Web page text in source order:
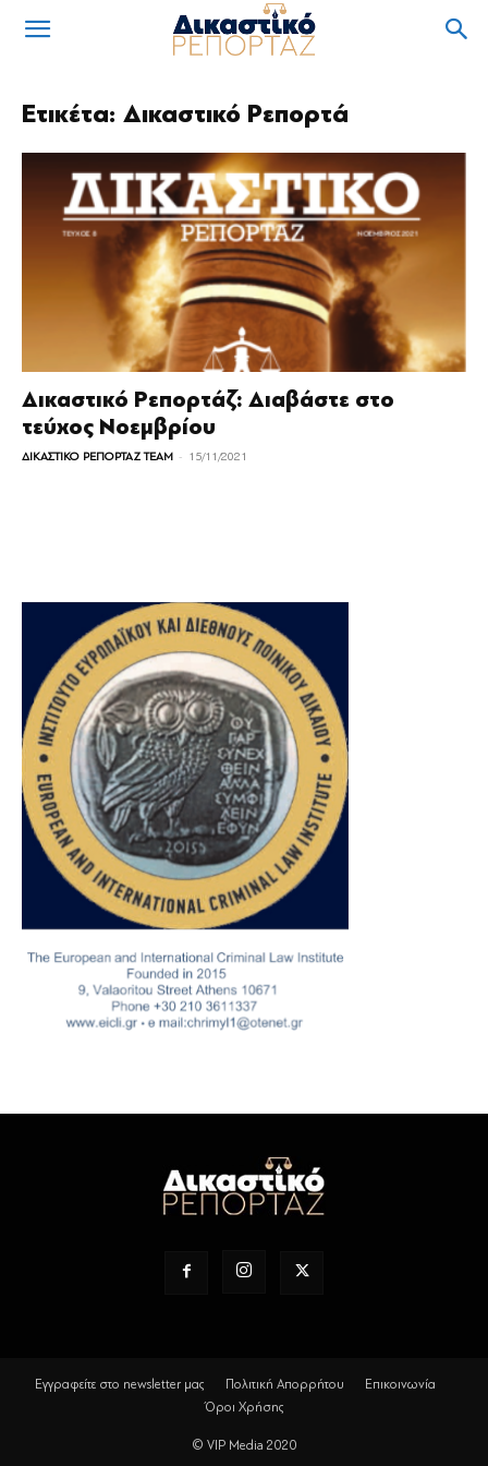
Ετικέτα: Δικαστικό Ρεπορτά
Δικαστικό Ρεπορτάζ: Διαβάστε στο
τεύχος Νοεμβρίου
ΔΙΚΑΣΤΙΚΟ ΡΕΠΟΡΤΑΖ TEAM - 15/11/2021
Εγγραφείτε στο newsletter μας Πολιτική Απορρήτου
Επικοινωνία
Όροι Χρήσης
© VIP Media 2020